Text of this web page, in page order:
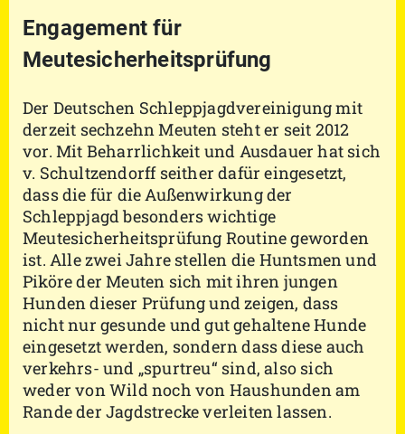
Engagement für
Meutesicherheitsprüfung
Der Deutschen Schleppjagdvereinigung mit
derzeit sechzehn Meuten steht er seit 2012
vor. Mit Beharrlichkeit und Ausdauer hat sich
v. Schultzendorff seither dafür eingesetzt,
dass die für die Außenwirkung der
Schleppjagd besonders wichtige
Meutesicherheitsprüfung Routine geworden
ist. Alle zwei Jahre stellen die Huntsmen und
Piköre der Meuten sich mit ihren jungen
Hunden dieser Prüfung und zeigen, dass
nicht nur gesunde und gut gehaltene Hunde
eingesetzt werden, sondern dass diese auch
verkehrs- und „spurtreu“ sind, also sich
weder von Wild noch von Haushunden am
Rande der Jagdstrecke verleiten lassen.